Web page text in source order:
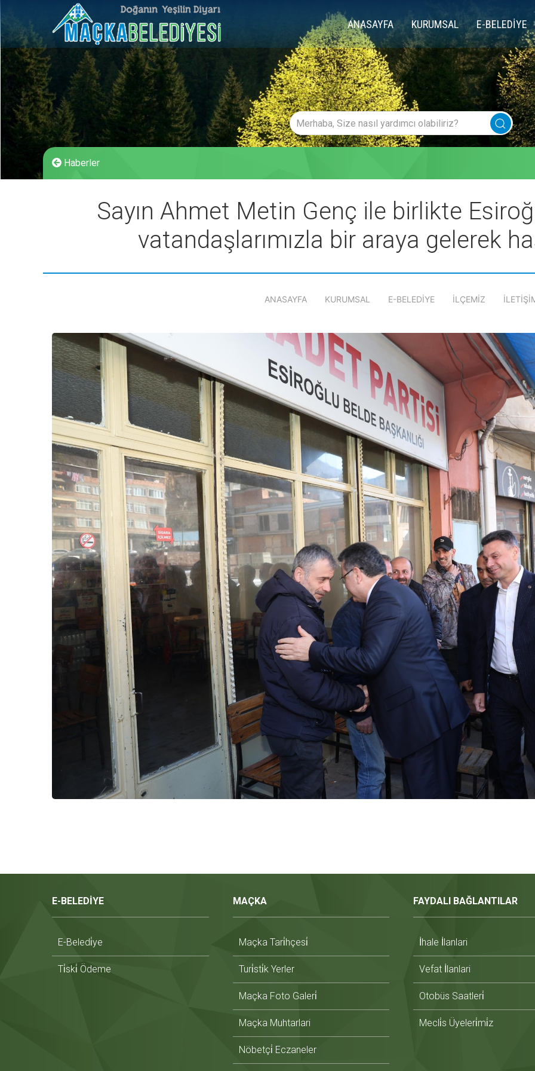
ANASAYFA KURUMSAL E-BELEDİYE
Haberler
Sayın Ahmet Metin Genç ile birlikte
vatandaşlarımızla bir araya gelerek
ANASAYFA KURUMSAL E-BELEDİYE İLÇEMİZ
E-BELEDİYE
E-Beledi̇ye
Ti̇ski̇ Ödeme
MAÇKA
Maçka Tari̇hçesi̇
Turi̇sti̇k Yerler
Maçka Foto Galeri̇
Maçka Muhtarlari
Nöbetçi̇ Eczaneler
FAYDALI BAĞLANTILAR
İhale İlanlari
Vefat İlanlari
Otobüs Saatleri̇
Mecli̇s Üyeleri̇mi̇z